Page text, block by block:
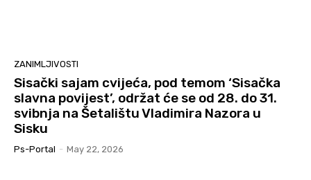
ZANIMLJIVOSTI
Sisački sajam cvijeća, pod temom ‘Sisačka
slavna povijest’, održat će se od 28. do 31.
svibnja na Šetalištu Vladimira Nazora u
Sisku
Ps-Portal - May 22, 2026